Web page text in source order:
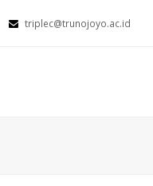
triplec@trunojoyo.ac.id